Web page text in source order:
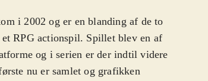
i 2002 og er en blanding af de to
RPG actionspil. Spillet blev en af
og i serien er der indtil videre
nu er samlet og grafikken